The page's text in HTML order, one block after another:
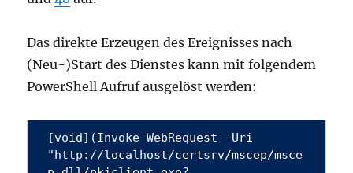
Das direkte Erzeugen des Ereignisses nach
(Neu-)Start des Dienstes kann mit folgendem
PowerShell Aufruf ausgelöst werden:
[void](Invoke-WebRequest -Uri
"http://localhost/certsrv/mscep/msce